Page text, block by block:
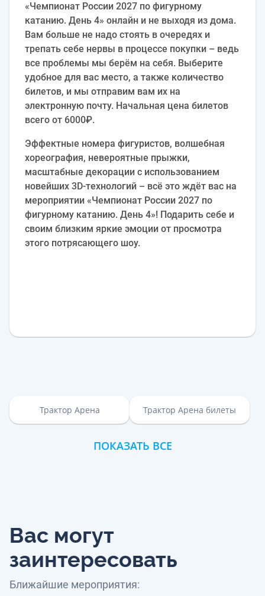
«Чемпионат России 2027 по фигурному
катанию. День 4» онлайн и не выходя из дома.
Вам больше не надо стоять в очередях и
трепать себе нервы в процессе покупки – ведь
все проблемы мы берём на себя. Выберите
удобное для вас место, а также количество
билетов, и мы отправим вам их на
электронную почту. Начальная цена билетов
всего от 6000₽.
Эффектные номера фигуристов, волшебная
хореография, невероятные прыжки,
масштабные декорации с использованием
новейших 3D-технологий – всё это ждёт вас на
мероприятии «Чемпионат России 2027 по
фигурному катанию. День 4»! Подарить себе и
своим близким яркие эмоции от просмотра
этого потрясающего шоу.
Трактор Арена Трактор Арена билеты
ПОКАЗАТЬ ВСЕ
Вас могут
заинтересовать
Ближайшие мероприятия: